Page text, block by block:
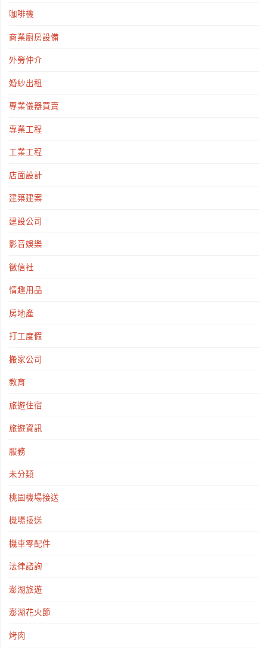
咖啡機
商業廚房設備
外勞仲介
婚紗出租
專業儀器買賣
專業工程
工業工程
店面設計
建築建案
建設公司
影音娛樂
徵信社
情趣用品
房地產
打工度假
搬家公司
教育
旅遊住宿
旅遊資訊
服務
未分類
桃園機場接送
機場接送
機車零配件
法律諮詢
澎湖旅遊
澎湖花火節
烤肉